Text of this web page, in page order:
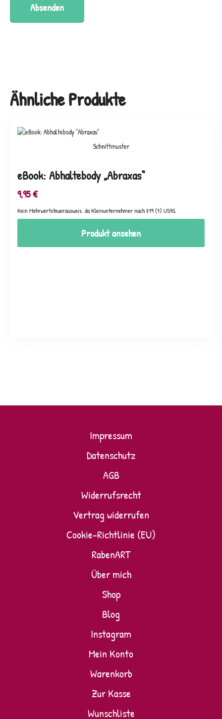
Ähnliche Produkte
Schnittmuster
eBook: Abhaltebody „Abraxas“
9,95€
Kein Mehrwertsteuerausweis, da Kleinunternehmer nach §19 (1) UStG.
Produkt ansehen
Impressum
Datenschutz
AGB
Widerrufsrecht
Vertrag widerrufen
Cookie-Richtlinie (EU)
RabenART
Über mich
Shop
Blog
Instagram
Mein Konto
Warenkorb
Zur Kasse
Wunschliste